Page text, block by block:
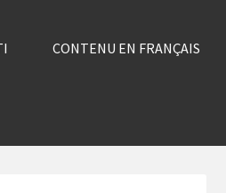
CONTENU EN FRANÇAIS